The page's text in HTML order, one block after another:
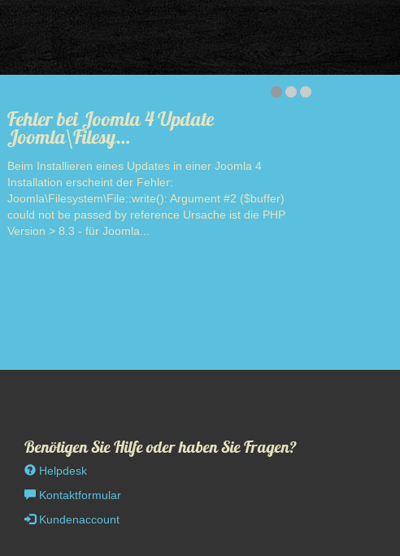
Fehler bei Joomla 4 Update
Joomla\Filesy…
Beim Installieren eines Updates in einer Joomla 4
Installation erscheint der Fehler:
Joomla\Filesystem\File::write(): Argument #2 ($buffer)
could not be passed by reference Ursache ist die PHP
Version > 8.3 - für Joomla...
Benötigen Sie Hilfe oder haben Sie Fragen?
Helpdesk
Kontaktformular
Kundenaccount